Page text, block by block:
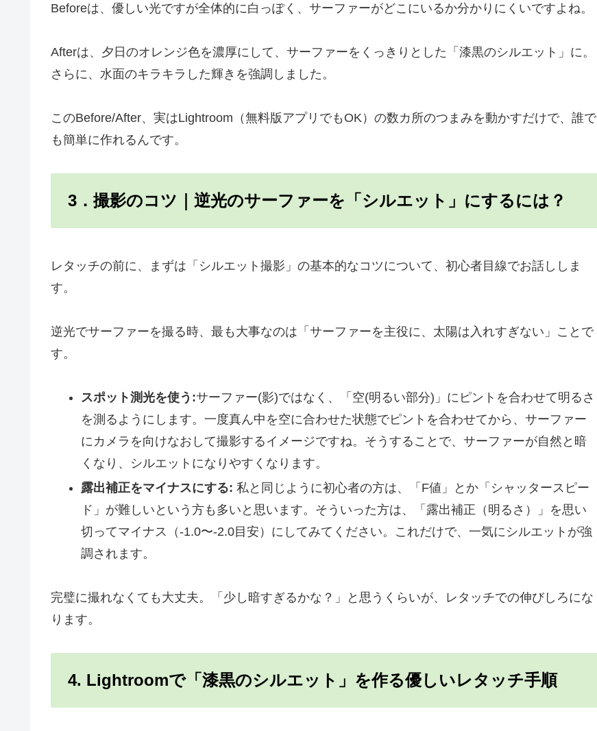
Beforeは、優しい光ですが全体的に白っぽく、サーファーがどこにいるか分かりにくいですよね。
Afterは、夕日のオレンジ色を濃厚にして、サーファーをくっきりとした「漆黒のシルエット」に。
さらに、水面のキラキラした輝きを強調しました。
このBefore/After、実はLightroom（無料版アプリでもOK）の数カ所のつまみを動かすだけで、誰で
も簡単に作れるんです。
3．撮影のコツ｜逆光のサーファーを「シルエット」にするには？
レタッチの前に、まずは「シルエット撮影」の基本的なコツについて、初心者目線でお話ししま
す。
逆光でサーファーを撮る時、最も大事なのは「サーファーを主役に、太陽は入れすぎない」ことで
す。
スポット測光を使う:サーファー(影)ではなく、「空(明るい部分)」にピントを合わせて明るさ
を測るようにします。一度真ん中を空に合わせた状態でピントを合わせてから、サーファー
にカメラを向けなおして撮影するイメージですね。そうすることで、サーファーが自然と暗
くなり、シルエットになりやすくなります。
露出補正をマイナスにする: 私と同じように初心者の方は、「F値」とか「シャッタースピー
ド」が難しいという方も多いと思います。そういった方は、「露出補正（明るさ）」を思い
切ってマイナス（-1.0〜-2.0目安）にしてみてください。これだけで、一気にシルエットが強
調されます。
完璧に撮れなくても大丈夫。「少し暗すぎるかな？」と思うくらいが、レタッチでの伸びしろにな
ります。
4. Lightroomで「漆黒のシルエット」を作る優しいレタッチ手順